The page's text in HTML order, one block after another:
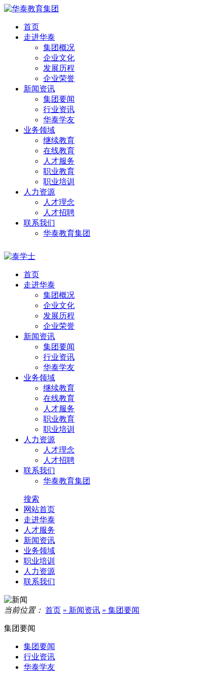
首页
走进华泰
集团概况
企业文化
发展历程
企业荣誉
新闻资讯
集团要闻
行业资讯
华泰学友
业务领域
继续教育
在线教育
人才服务
职业教育
职业培训
人力资源
人才理念
人才招聘
联系我们
华泰教育集团
首页
走进华泰
集团概况
企业文化
发展历程
企业荣誉
新闻资讯
集团要闻
行业资讯
华泰学友
业务领域
继续教育
在线教育
人才服务
职业教育
职业培训
人力资源
人才理念
人才招聘
联系我们
华泰教育集团
搜索
网站首页
走进华泰
人才服务
新闻资讯
业务领域
职业培训
人力资源
联系我们
当前位置： 首页 » 新闻资讯 » 集团要闻
集团要闻
集团要闻
行业资讯
华泰学友